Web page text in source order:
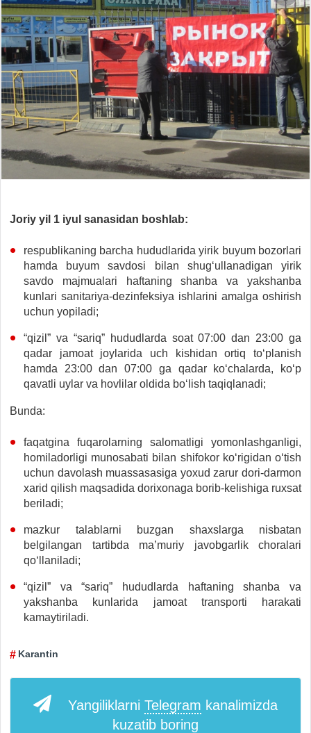
Joriy yil 1 iyul sanasidan boshlab:
respublikaning barcha hududlarida yirik buyum bozorlari
hamda buyum savdosi bilan shug‘ullanadigan yirik
savdo majmualari haftaning shanba va yakshanba
kunlari sanitariya-dezinfeksiya ishlarini amalga oshirish
uchun yopiladi;
“qizil” va “sariq” hududlarda soat 07:00 dan 23:00 ga
qadar jamoat joylarida uch kishidan ortiq to‘planish
hamda 23:00 dan 07:00 ga qadar ko‘chalarda, ko‘p
qavatli uylar va hovlilar oldida bo‘lish taqiqlanadi;
Bunda:
faqatgina fuqarolarning salomatligi yomonlashganligi,
homiladorligi munosabati bilan shifokor ko‘rigidan o‘tish
uchun davolash muassasasiga yoxud zarur dori-darmon
xarid qilish maqsadida dorixonaga borib-kelishiga ruxsat
beriladi;
mazkur talablarni buzgan shaxslarga nisbatan
belgilangan tartibda ma’muriy javobgarlik choralari
qo‘llaniladi;
“qizil” va “sariq” hududlarda haftaning shanba va
yakshanba kunlarida jamoat transporti harakati
kamaytiriladi.
Karantin
Yangiliklarni Telegram kanalimizda
kuzatib boring